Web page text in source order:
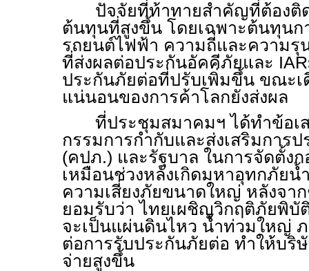
ปัจจัยที่ท้าทายสำคัญที่ต้องติ
ต้นทุนที่สูงขึ้น โดยเฉพาะต้นทุนก
รถยนต์ไฟฟ้า ความถี่และความรุ
ที่ส่งผลต่อประกันอัคคีภัยและ
ประกันภัยต่อที่ปรับเพิ่มขึ้น ขณะเ
แน่นอนของการค้าโลกยังส่งผล
ที่ประชุมสมาคมฯ ได้ทำข้อเ
กรรมการกำกับและส่งเสริมการ
(คปภ.) และรัฐบาล ในการจัดตั้ง
เหมือนช่วงหลังเกิดมหาอุทกภัยน้
ความเสี่ยงภัยขนาดใหญ่ หลังจา
ยอมรับว่า ไทยเผชิญวิกฤติภัยพิบั
จะเป็นแผ่นดินไหว น้ำท่วมใหญ่
ต่อการรับประกันภัยต่อ ทำให้บ
จ่ายสูงขึ้น